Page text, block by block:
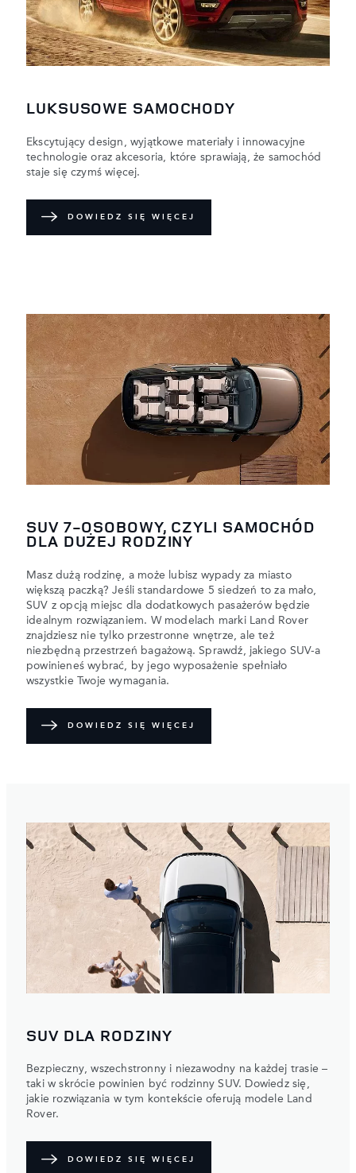
LUKSUSOWE SAMOCHODY
Ekscytujący design, wyjątkowe materiały i innowacyjne
technologie oraz akcesoria, które sprawiają, że samochód
staje się czymś więcej.
DOWIEDZ SIĘ WIĘCEJ
SUV 7-OSOBOWY, CZYLI SAMOCHÓD
DLA DUŻEJ RODZINY
Masz dużą rodzinę, a może lubisz wypady za miasto
większą paczką? Jeśli standardowe 5 siedzeń to za mało,
SUV z opcją miejsc dla dodatkowych pasażerów będzie
idealnym rozwiązaniem. W modelach marki Land Rover
znajdziesz nie tylko przestronne wnętrze, ale też
niezbędną przestrzeń bagażową. Sprawdź, jakiego SUV-a
powinieneś wybrać, by jego wyposażenie spełniało
wszystkie Twoje wymagania.
DOWIEDZ SIĘ WIĘCEJ
SUV DLA RODZINY
Bezpieczny, wszechstronny i niezawodny na każdej trasie –
taki w skrócie powinien być rodzinny SUV. Dowiedz się,
jakie rozwiązania w tym kontekście oferują modele Land
Rover.
DOWIEDZ SIĘ WIĘCEJ